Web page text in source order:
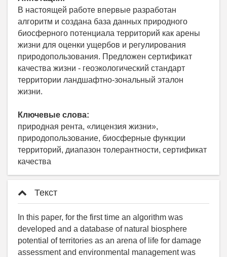
В настоящей работе впервые разработан
алгоритм и создана база данных природного
биосферного потенциала территорий как арены
жизни для оценки ущербов и регулирования
природопользования. Предложен сертификат
качества жизни - геоэкологический стандарт
территории ландшафтно-зональный эталон
жизни.
Ключевые слова:
природная рента, «лицензия жизни»,
природопользование, биосферные функции
территорий, диапазон толерантности, сертификат
качества
Текст
In this paper, for the first time an algorithm was
developed and a database of natural biosphere
potential of territories as an arena of life for damage
assessment and environmental management was